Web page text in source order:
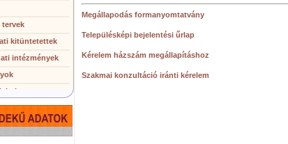
tervek
kitüntetettek
intézmények
követelmények
Megállapodás formanyomtatvány
Településképi bejelentési űrlap
Kérelem házszám megállapításhoz
Szakmai konzultáció iránti kérelem